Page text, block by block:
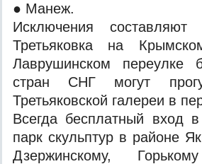
● Манеж.
Исключения
Третьяковка на
Лаврушинском переулке
стран СНГ могут
Третьяковской галереи в
Всегда бесплатный вход
парк скульптур в районе
Дзержинскому,